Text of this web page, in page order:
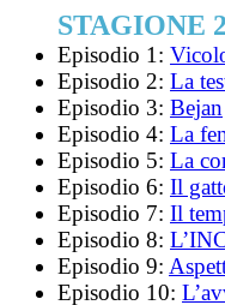
STAGIONE 2
Episodio 1:
Episodio 2: La
Episodio 3: Bejan
Episodio 4: La
Episodio 5: La
Episodio 6: Il
Episodio 7: Il
Episodio 8:
Episodio 9:
Episodio 10: